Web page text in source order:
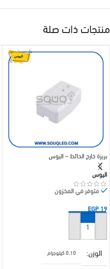
منتجات ذات صلة
بريزة خارج الحائط – اليوس
اليوس
متوفر في المخزون
EGP19
إضافة إلى السلة
الوزن 0.10 كيلوجرام